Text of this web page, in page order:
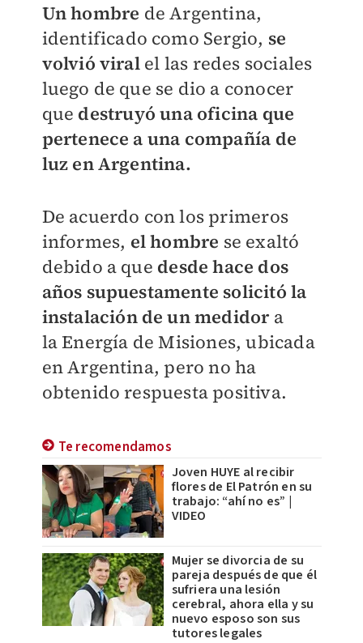
Un hombre de Argentina,
identificado como Sergio, se
volvió viralel las redes sociales
luego de que se dio a conocer
que destruyó una oficina que
pertenece a una compañía de
luz en Argentina.
De acuerdo con los primeros
informes, el hombre se exaltó
debido a que desde hace dos
años supuestamente solicitó la
instalación de un medidora
laEnergía de Misiones, ubicada
en Argentina, pero no ha
obtenido respuesta positiva.
Te recomendamos
Joven HUYE al recibir
flores de El Patrón en su
trabajo: “ahí no es” |
VIDEO
Mujer se divorcia de su
pareja después de que él
sufriera una lesión
cerebral, ahora ella y su
nuevo esposo son sus
tutores legales